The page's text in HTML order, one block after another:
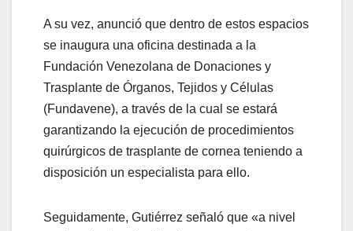
A su vez, anunció que dentro de estos espacios
se inaugura una oficina destinada a la
Fundación Venezolana de Donaciones y
Trasplante de Órganos, Tejidos y Células
(Fundavene), a través de la cual se estará
garantizando la ejecución de procedimientos
quirúrgicos de trasplante de cornea teniendo a
disposición un especialista para ello.
Seguidamente, Gutiérrez señaló que «a nivel